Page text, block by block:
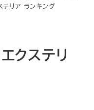
テリア ランキング
クステリ